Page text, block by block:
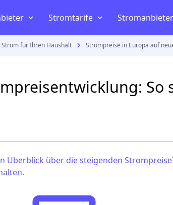
Stromtarife
Strompreise
Stromanbieter
Günstige
für Ihren Haushalt Strompreise in Europa auf
So
Überblick über die steigenden